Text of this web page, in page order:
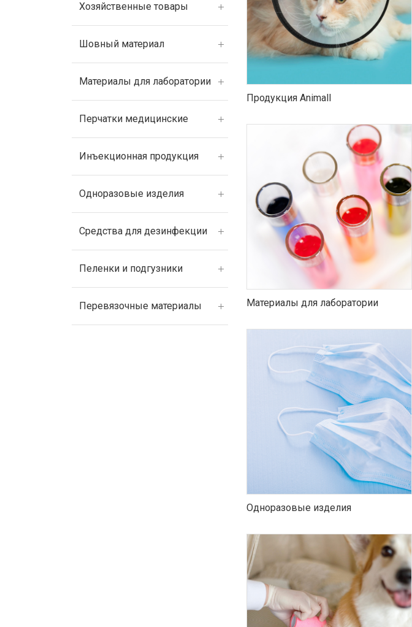
Хозяйственные товары
Шовный материал
Материалы для лаборатории
Перчатки медицинские
Инъекционная продукция
Одноразовые изделия
Средства для дезинфекции
Пеленки и подгузники
Перевязочные материалы
Продукция Animall
Материалы для лаборатории
Одноразовые изделия